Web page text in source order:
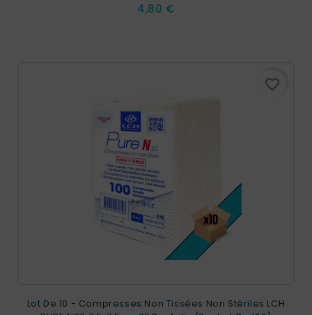
Prix
4,80 €
favorite_border
Lot De 10 - Compresses Non Tissées Non Stériles LCH